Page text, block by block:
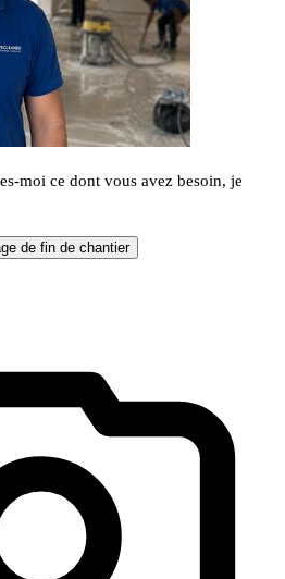
moi ce dont vous avez besoin, je
de fin de chantier